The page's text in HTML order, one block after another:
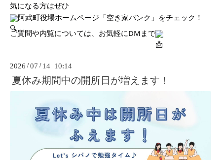
気になる方はぜひ
阿武町役場ホームページ「空き家バンク」をチェック！
ご質問や内覧については、お気軽にDMまで
2026 /07 / 14 10:14
夏休み期間中の開所日が増えます！